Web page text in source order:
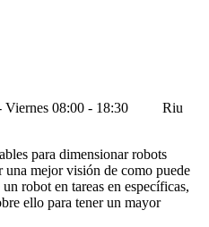
Viernes 08:00 - 18:30
Riu
para dimensionar robots
una mejor visión de como puede
robot en tareas en específicas,
ello para tener un mayor